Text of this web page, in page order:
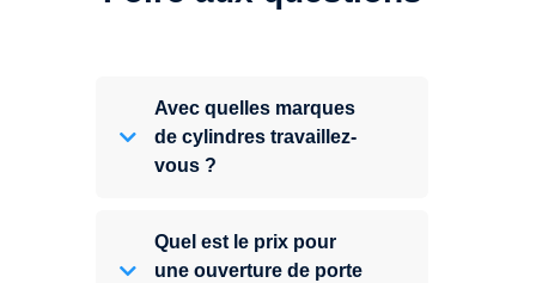
Avec quelles marques
de cylindres travaillez-
vous ?
Quel est le prix pour
une ouverture de porte